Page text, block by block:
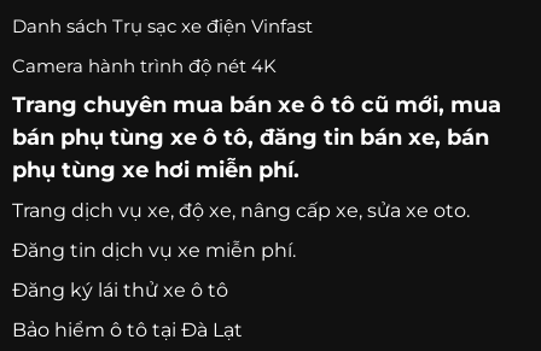
Danh sách Trụ sạc xe điện Vinfast
Camera hành trình độ nét 4K
Trang chuyên mua bán xe ô tô cũ mới, mua
bán phụ tùng xe ô tô, đăng tin bán xe, bán
phụ tùng xe hơi miễn phí.
Trang dịch vụ xe, độ xe, nâng cấp xe, sửa xe oto.
Đăng tin dịch vụ xe miễn phí.
Đăng ký lái thử xe ô tô
Bảo hiểm ô tô tại Đà Lạt